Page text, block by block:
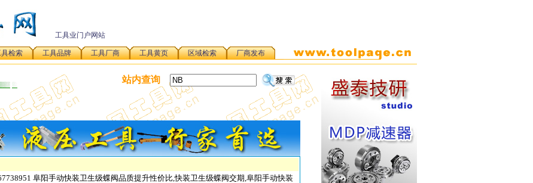
工具业门户网站
检索 工具品牌 工具厂商 工具黄页 区域检索 厂商发布
站内查询
阜阳手动快装卫生级蝶阀品质提升性价比,快装卫生级蝶阀交期,阜阳手动快装